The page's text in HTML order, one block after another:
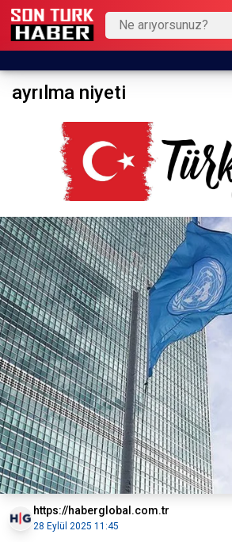
ayrılma niyeti
https://haberglobal.com.tr
28 Eylül 2025 11:45